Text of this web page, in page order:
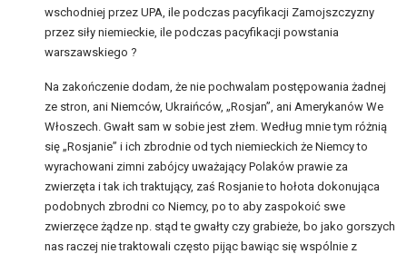
wschodniej przez UPA, ile podczas pacyfikacji Zamojszczyzny
przez siły niemieckie, ile podczas pacyfikacji powstania
warszawskiego ?
Na zakończenie dodam, że nie pochwalam postępowania żadnej
ze stron, ani Niemców, Ukraińców, „Rosjan”, ani Amerykanów We
Włoszech. Gwałt sam w sobie jest złem. Według mnie tym różnią
się „Rosjanie” i ich zbrodnie od tych niemieckich że Niemcy to
wyrachowani zimni zabójcy uważający Polaków prawie za
zwierzęta i tak ich traktujący, zaś Rosjanie to hołota dokonująca
podobnych zbrodni co Niemcy, po to aby zaspokoić swe
zwierzęce żądze np. stąd te gwałty czy grabieże, bo jako gorszych
nas raczej nie traktowali często pijąc bawiąc się wspólnie z